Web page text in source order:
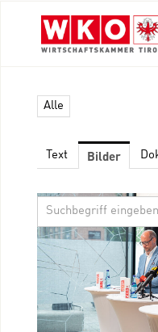
Pressefotos
Kontakt
Alle
Text Bilder